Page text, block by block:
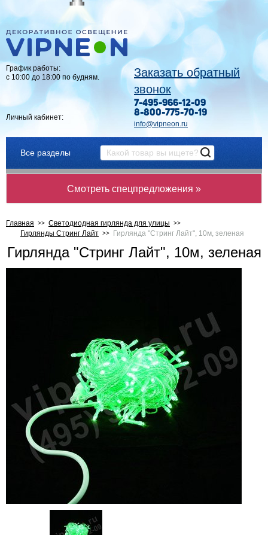
График работы:
с 10:00 до 18:00 по будням.
Личный кабинет:
Заказать обратный
звонок
7-495-966-12-09
8-800-775-70-19
info@vipneon.ru
Все разделы
Смотреть спецпредложения »
Главная
Светодиодная гирлянда для улицы
Гирлянды Стринг Лайт
Гирлянда "Стринг Лайт", 10м, зеленая
Гирлянда "Стринг Лайт", 10м, зеленая